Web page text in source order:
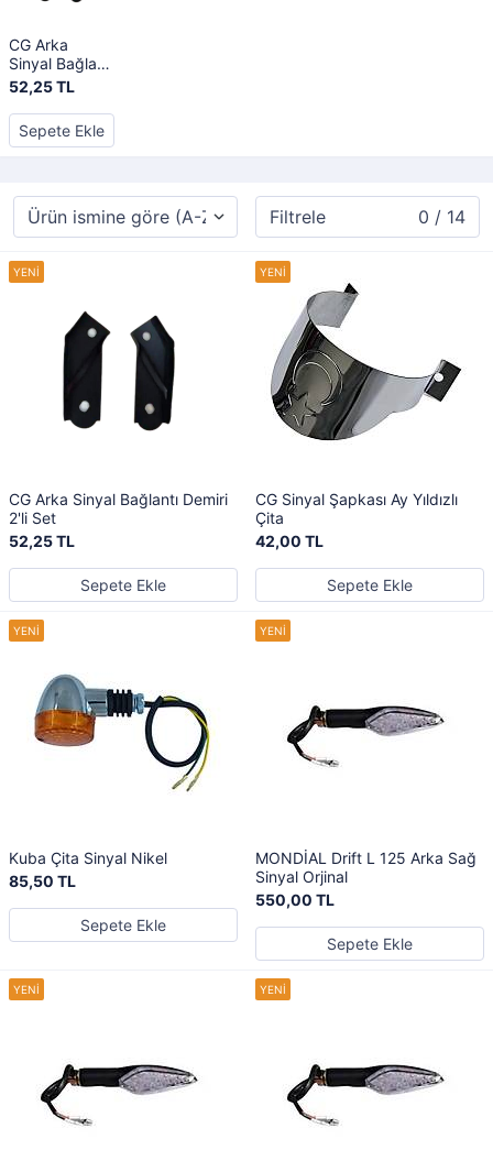
CG Arka
Sinyal Bağlantı
Demiri 2'li Set
52,25 TL
Sepete Ekle
Filtrele 0 / 14
CG Arka Sinyal Bağlantı Demiri
2'li Set
52,25 TL
Sepete Ekle
CG Sinyal Şapkası Ay Yıldızlı
Çita
42,00 TL
Sepete Ekle
Kuba Çita Sinyal Nikel
85,50 TL
Sepete Ekle
MONDİAL Drift L 125 Arka Sağ
Sinyal Orjinal
550,00 TL
Sepete Ekle